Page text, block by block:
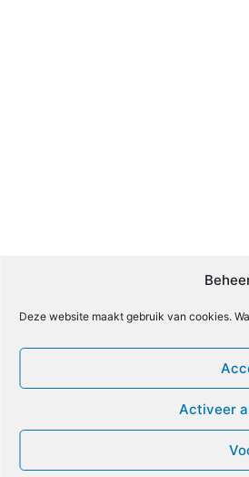
Deze website maakt gebruik van cookies.
Activeer